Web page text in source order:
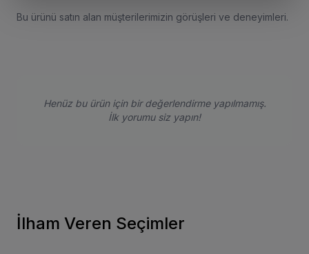
Bu ürünü satın alan müşterilerimizin görüşleri ve deneyimleri.
Henüz bu ürün için bir değerlendirme yapılmamış.
İlk yorumu siz yapın!
İlham Veren Seçimler